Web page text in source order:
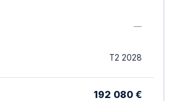
—
T2 2028
192 080 €